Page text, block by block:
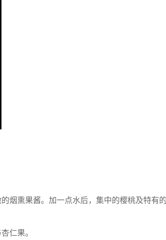
熏果酱。加一点水后，集中的樱桃及特有
仁果。